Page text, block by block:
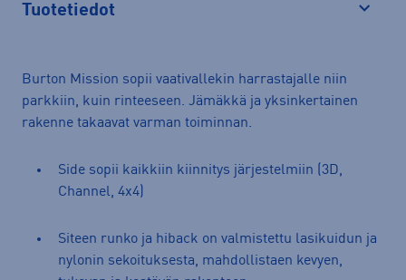
Tuotetiedot
Burton Mission sopii vaativallekin harrastajalle niin
parkkiin, kuin rinteeseen. Jämäkkä ja yksinkertainen
rakenne takaavat varman toiminnan.
Side sopii kaikkiin kiinnitys järjestelmiin (3D,
Channel, 4x4)
Siteen runko ja hiback on valmistettu lasikuidun ja
nylonin sekoituksesta, mahdollistaen kevyen,